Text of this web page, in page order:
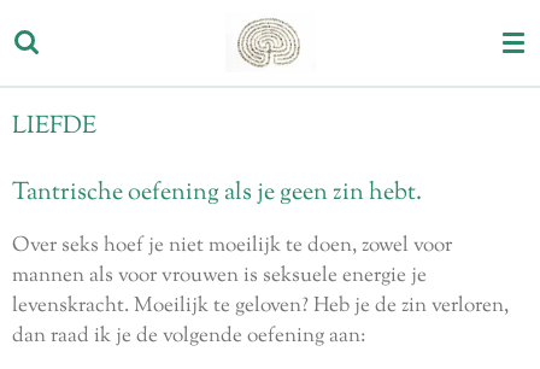
Ga
direct
naar
de
LIEFDE
Tantrische oefening als je geen zin hebt.
Over seks hoef je niet moeilijk te doen, zowel voor
mannen als voor vrouwen is seksuele energie je
levenskracht. Moeilijk te geloven? Heb je de zin verloren,
dan raad ik je de volgende oefening aan: